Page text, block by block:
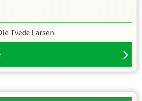
Tvede Larsen